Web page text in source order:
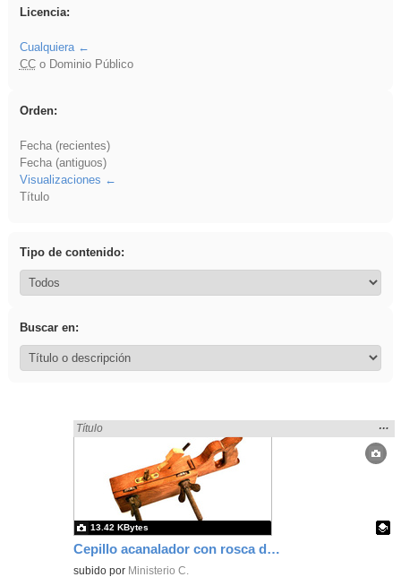
Licencia:
Cualquiera
CCo Dominio Público
Orden:
Fecha (recientes)
Fecha (antiguos)
Visualizaciones
Título
Tipo de contenido:
Buscar en:
Cepillo acanalador con rosca de metal
Encontrado «acanalado» en:
Título
la
…
Contenido educativo.
subido por Ministerio C.
13.42 KBytes